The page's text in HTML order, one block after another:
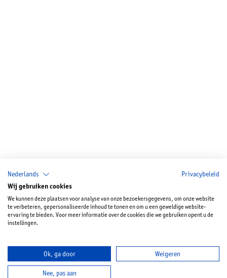
Nederlands Privacybeleid
Wij gebruiken cookies
We kunnen deze plaatsen voor analyse van onze bezoekersgegevens, om onze website
te verbeteren, gepersonaliseerde inhoud te tonen en om u een geweldige website-
ervaring te bieden. Voor meer informatie over de cookies die we gebruiken opent u de
instellingen.
Ok, ga door Weigeren
Nee, pas aan